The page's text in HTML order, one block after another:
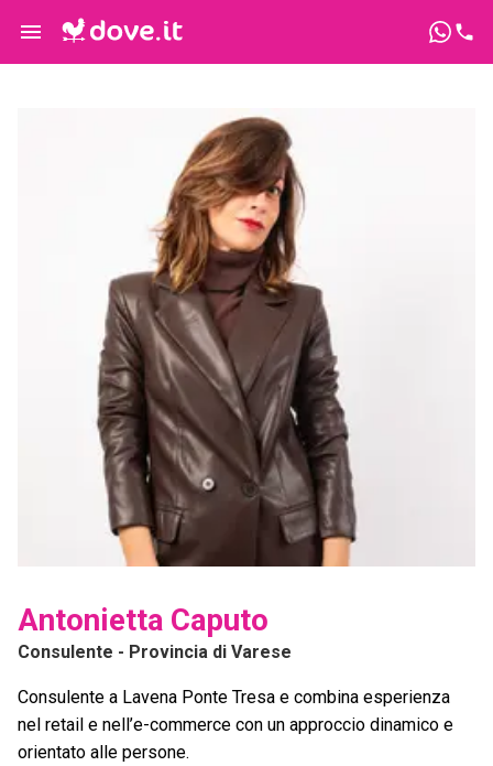
Antonietta Caputo
Consulente - Provincia di Varese
Consulente a Lavena Ponte Tresa e combina esperienza
nel retail e nell’e-commerce con un approccio dinamico e
orientato alle persone.